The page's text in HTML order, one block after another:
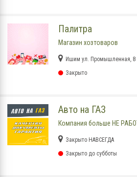
Палитра
Магазин хозтоваров
Ишим ул. Промышленная, 8
Закрыто
Авто на ГАЗ
Компания больше НЕ
Закрыто НАВСЕГДА
Закрыто до субботы